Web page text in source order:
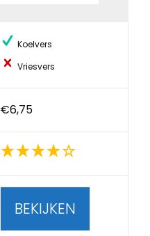
Koelvers
Vriesvers
€6,75
BEKIJKEN